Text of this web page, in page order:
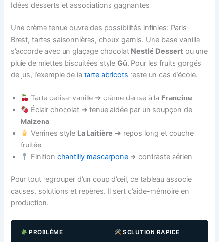
Idées desserts et associations gagnantes
Une crème tenue ouvre des possibilités infinies: Paris-
Brest, tartes saisonnières, choux garnis. Une base vanille
s’accorde avec un glaçage chocolat Nestlé Dessert ou une
pluie de miettes biscuitées styleGü. Pour les fruits gorgés
de jus, l’exemple de latarte abricots reste un cas d’école.
Tarte cerise-vanille ➜ crème dense à la Francine
Éclair chocolat ➜ tenue aidée par un soupçon de
Maizena
Verrines style La Laitière ➜ repos long et couche
fruitée
Finitionchantilly mascarpone ➜ contraste aérien
Pour tout regrouper d’un coup d’œil, ce tableau associe
causes, solutions et repères. Il sert d’aide-mémoire en
production.
PROBLÈME SOLUTION RAPIDE